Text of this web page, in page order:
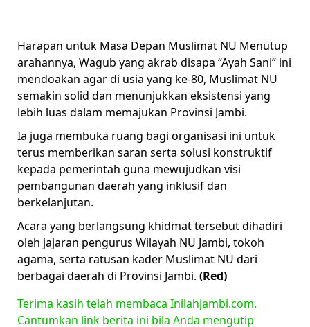
Harapan untuk Masa Depan Muslimat NU Menutup
arahannya, Wagub yang akrab disapa “Ayah Sani” ini
mendoakan agar di usia yang ke-80, Muslimat NU
semakin solid dan menunjukkan eksistensi yang
lebih luas dalam memajukan Provinsi Jambi.
Ia juga membuka ruang bagi organisasi ini untuk
terus memberikan saran serta solusi konstruktif
kepada pemerintah guna mewujudkan visi
pembangunan daerah yang inklusif dan
berkelanjutan.
Acara yang berlangsung khidmat tersebut dihadiri
oleh jajaran pengurus Wilayah NU Jambi, tokoh
agama, serta ratusan kader Muslimat NU dari
berbagai daerah di Provinsi Jambi. (Red)
Terima kasih telah membaca Inilahjambi.com.
Cantumkan link berita ini bila Anda mengutip